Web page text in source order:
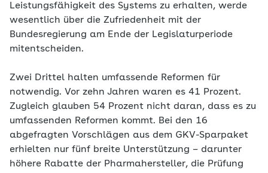
Leistungsfähigkeit des Systems zu erhalten, werde
wesentlich über die Zufriedenheit mit der
Bundesregierung am Ende der Legislaturperiode
mitentscheiden.
Zwei Drittel halten umfassende Reformen für
notwendig. Vor zehn Jahren waren es 41 Prozent.
Zugleich glauben 54 Prozent nicht daran, dass es zu
umfassenden Reformen kommt. Bei den 16
abgefragten Vorschlägen aus dem GKV-Sparpaket
erhielten nur fünf breite Unterstützung – darunter
höhere Rabatte der Pharmahersteller, die Prüfung